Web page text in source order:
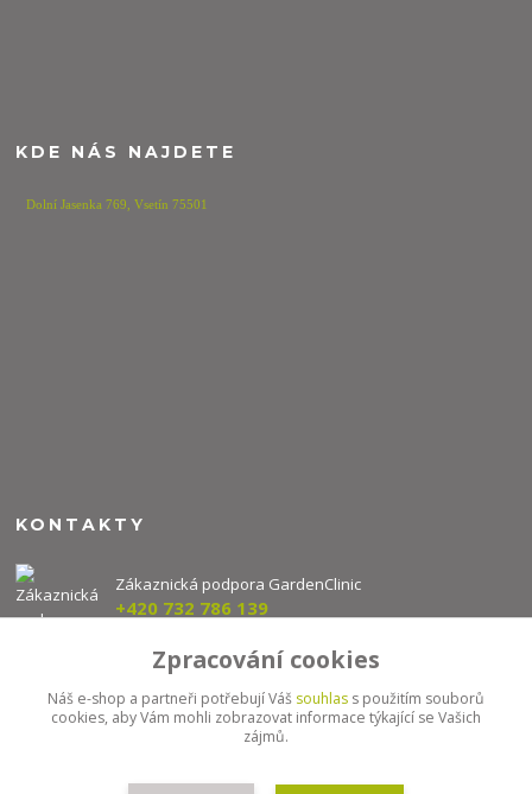
KDE NÁS NAJDETE
Dolní Jasenka 769,Vsetín 75501
KONTAKTY
Zákaznická podpora GardenClinic
+420 732 786 139
info@gardenclinic.cz
Zpracování cookies
Náš e-shop a partneři potřebují Váš souhlas s použitím souborů
cookies, aby Vám mohli zobrazovat informace týkající se Vašich
zájmů.